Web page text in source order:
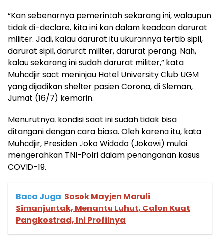
“Kan sebenarnya pemerintah sekarang ini, walaupun
tidak di-declare, kita ini kan dalam keadaan darurat
militer. Jadi, kalau darurat itu ukurannya tertib sipil,
darurat sipil, darurat militer, darurat perang. Nah,
kalau sekarang ini sudah darurat militer,” kata
Muhadjir saat meninjau Hotel University Club UGM
yang dijadikan shelter pasien Corona, di Sleman,
Jumat (16/7) kemarin.
Menurutnya, kondisi saat ini sudah tidak bisa
ditangani dengan cara biasa. Oleh karena itu, kata
Muhadjir, Presiden Joko Widodo (Jokowi) mulai
mengerahkan TNI-Polri dalam penanganan kasus
COVID-19.
Baca Juga Sosok Mayjen Maruli
Simanjuntak, Menantu Luhut, Calon Kuat
Pangkostrad, Ini Profilnya